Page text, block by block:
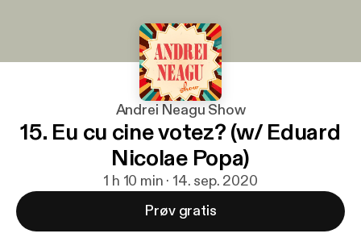
Andrei Neagu Show
15. Eu cu cine votez? (w/ Eduard
Nicolae Popa)
1 h 10 min · 14. sep. 2020
Prøv gratis